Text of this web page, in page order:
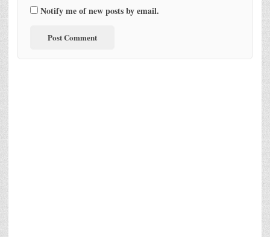
Notify me of new posts by email.